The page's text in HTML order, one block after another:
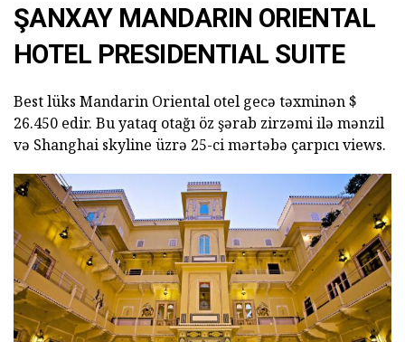
ŞANXAY MANDARIN ORIENTAL
HOTEL PRESIDENTIAL SUITE
Best lüks Mandarin Oriental otel gecə təxminən $
26.450 edir. Bu yataq otağı öz şərab zirzəmi ilə mənzil
və Shanghai skyline üzrə 25-ci mərtəbə çarpıcı views.